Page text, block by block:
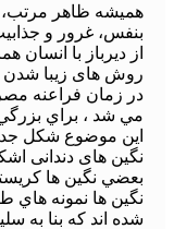
همیشه ظاهر مرتب،
بنفس، غرور و
از دیرباز با
روش های زیبا شدن
در زمان فراعنه
مي شد ، براي بزرگي
اين موضوع شكل
نگين های دندانی
بعضي نگين ها
نگين ها نمونه هاي
شده اند كه بنا به